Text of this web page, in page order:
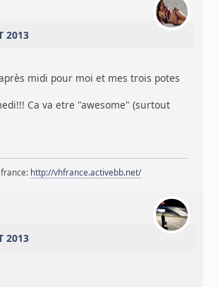
2013
midi pour moi et mes trois potes
Ca va etre "awesome" (surtout
france: http://vhfrance.activebb.net/
2013